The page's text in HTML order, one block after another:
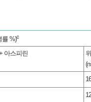
률 %)c
아스피린